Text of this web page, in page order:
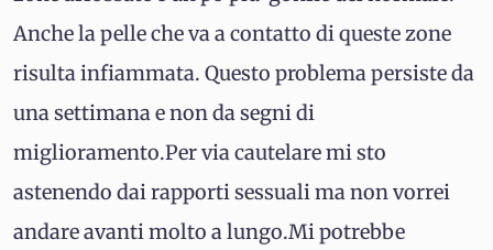
Anche la pelle che va a contatto di queste zone
risulta infiammata. Questo problema persiste da
una settimana e non da segni di
miglioramento.Per via cautelare mi sto
astenendo dai rapporti sessuali ma non vorrei
andare avanti molto a lungo.Mi potrebbe